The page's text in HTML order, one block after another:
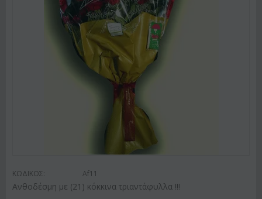
ΚΩΔΙΚΟΣ: Af11
Ανθοδέσμη με (21) κόκκινα τριαντάφυλλα !!!